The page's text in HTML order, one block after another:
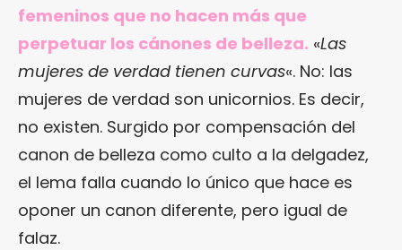
femeninos que no hacen más que
perpetuar los cánones de belleza. «Las
mujeres de verdad tienen curvas«. No: las
mujeres de verdad son unicornios. Es decir,
no existen. Surgido por compensación del
canon de belleza como culto a la delgadez,
el lema falla cuando lo único que hace es
oponer un canon diferente, pero igual de
falaz.